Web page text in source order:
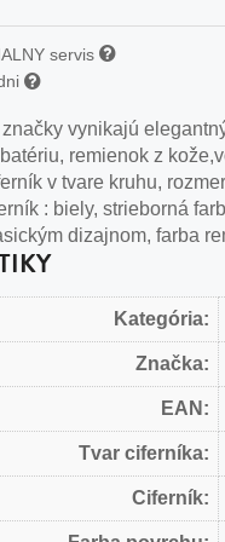
servis
vynikajú
remienok z
v tvare kruhu,
: biely, strieborná
dizajnom, farba
Kategória:
Značka:
EAN:
Tvar ciferníka:
Ciferník: